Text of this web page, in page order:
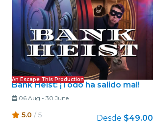
An Escape This Production
Bank Heist: ¡Todo ha salido mal!
06 Aug - 30 June
5.0 / 5 Desde $49.00